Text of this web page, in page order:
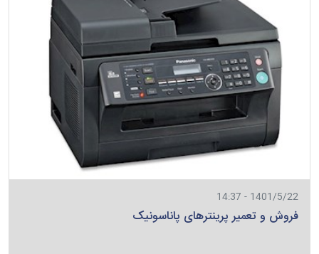
1401/5/22 - 14:37
فروش و تعمیر پرینترهای پاناسونیک